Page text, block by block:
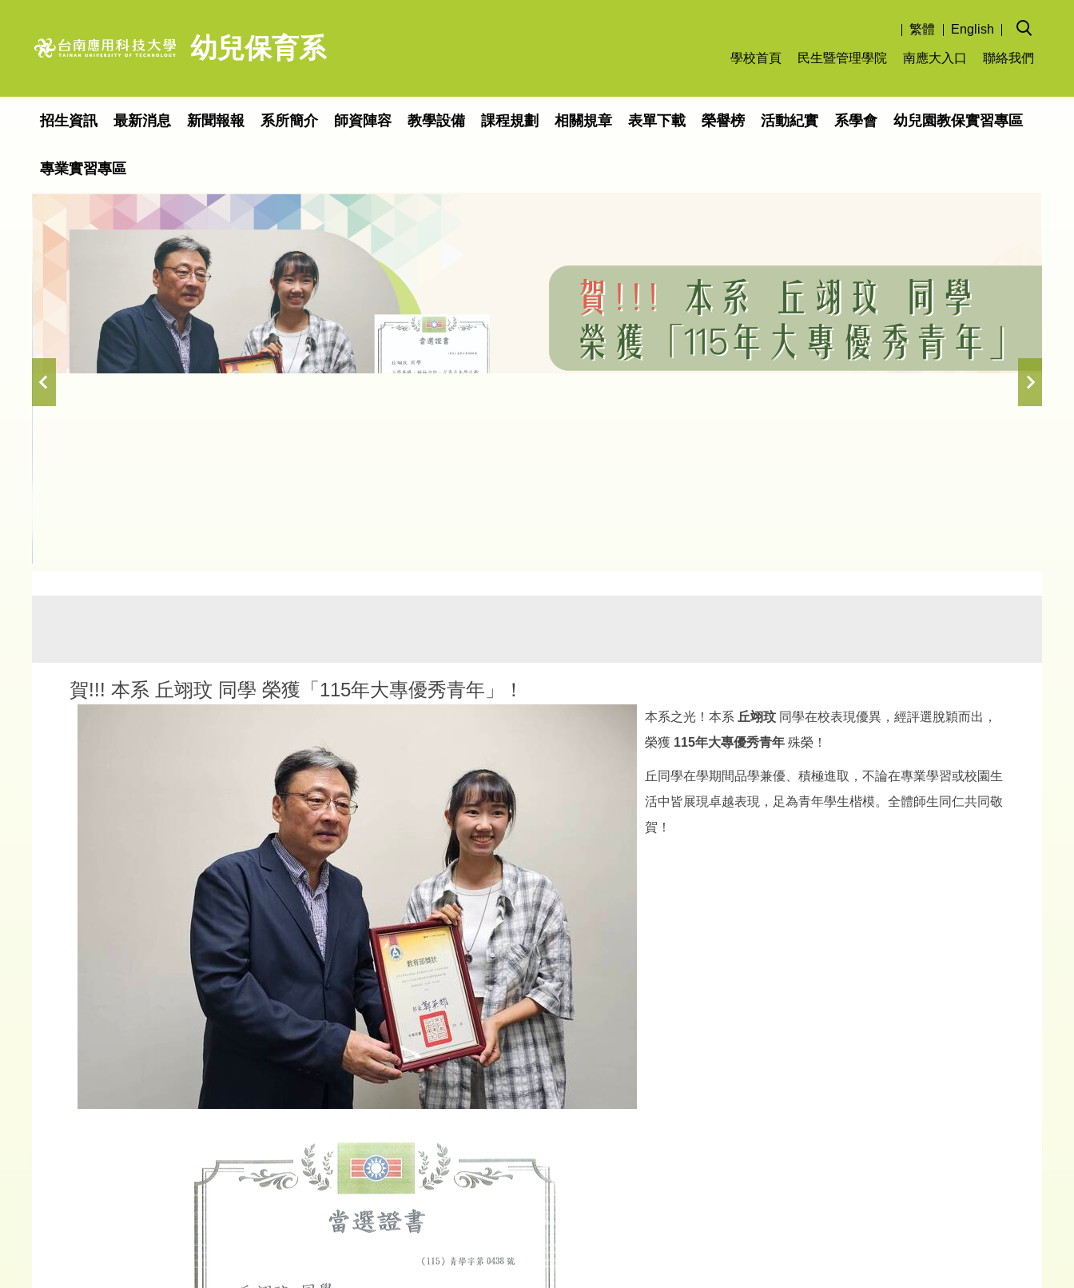
幼兒保育系
繁體 English
招生資訊 最新消息 新聞報報 系所簡介 師資陣容 教學設備 課程規劃 相關規章 表單下載 榮譽榜 活動紀實 系學會 幼兒園教保實習專區
專業實習專區
學校首頁 民生暨管理學院 南應大入口 聯絡我們
賀!!! 本系 丘翊玟 同學 榮獲「115年大專優秀青年」！
本系之光！本系 丘翊玟 同學在校表現優異，經評選脫穎而出，
榮獲 115年大專優秀青年 殊榮！
丘同學在學期間品學兼優、積極進取，不論在專業學習或校園生
活中皆展現卓越表現，足為青年學生楷模。全體師生同仁共同敬
賀！